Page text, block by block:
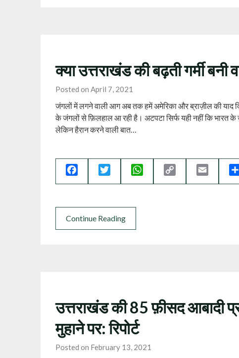
क्या उत्तराखंड की बढ़ती गर्मी
Posted on April 7, 2021
जंगलों में लगने वाली आग अब तक हमें अमेरिका और ब्राज़ील की
के जंगलों से फ़िलहाल आ रही है। अटपटा सिर्फ यही नहीं कि भारत
लेकिन हैरान करने वाली बात…
Facebook Twitter WhatsApp
Link
Continue Reading
उत्तराखंड की 85 फ़ीसद आबादी
मुहाने पर: रिपोर्ट
Posted on February 13, 2021